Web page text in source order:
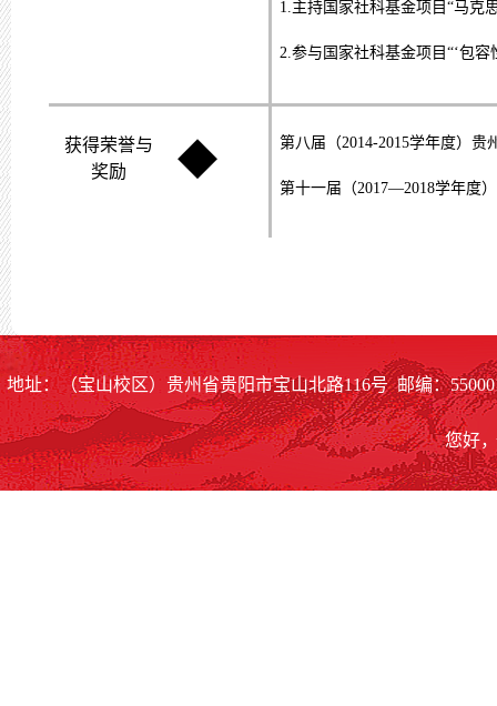
1.主持国家社科基金项目“马克
2.参与国家社科基金项目“‘包
获得荣誉与
奖励
◆ 第八届（2014-2015学年度）贵
第十一届（2017—2018学年度
地址：（宝山校区）贵州省贵阳市宝山北路116号 邮编：
您好